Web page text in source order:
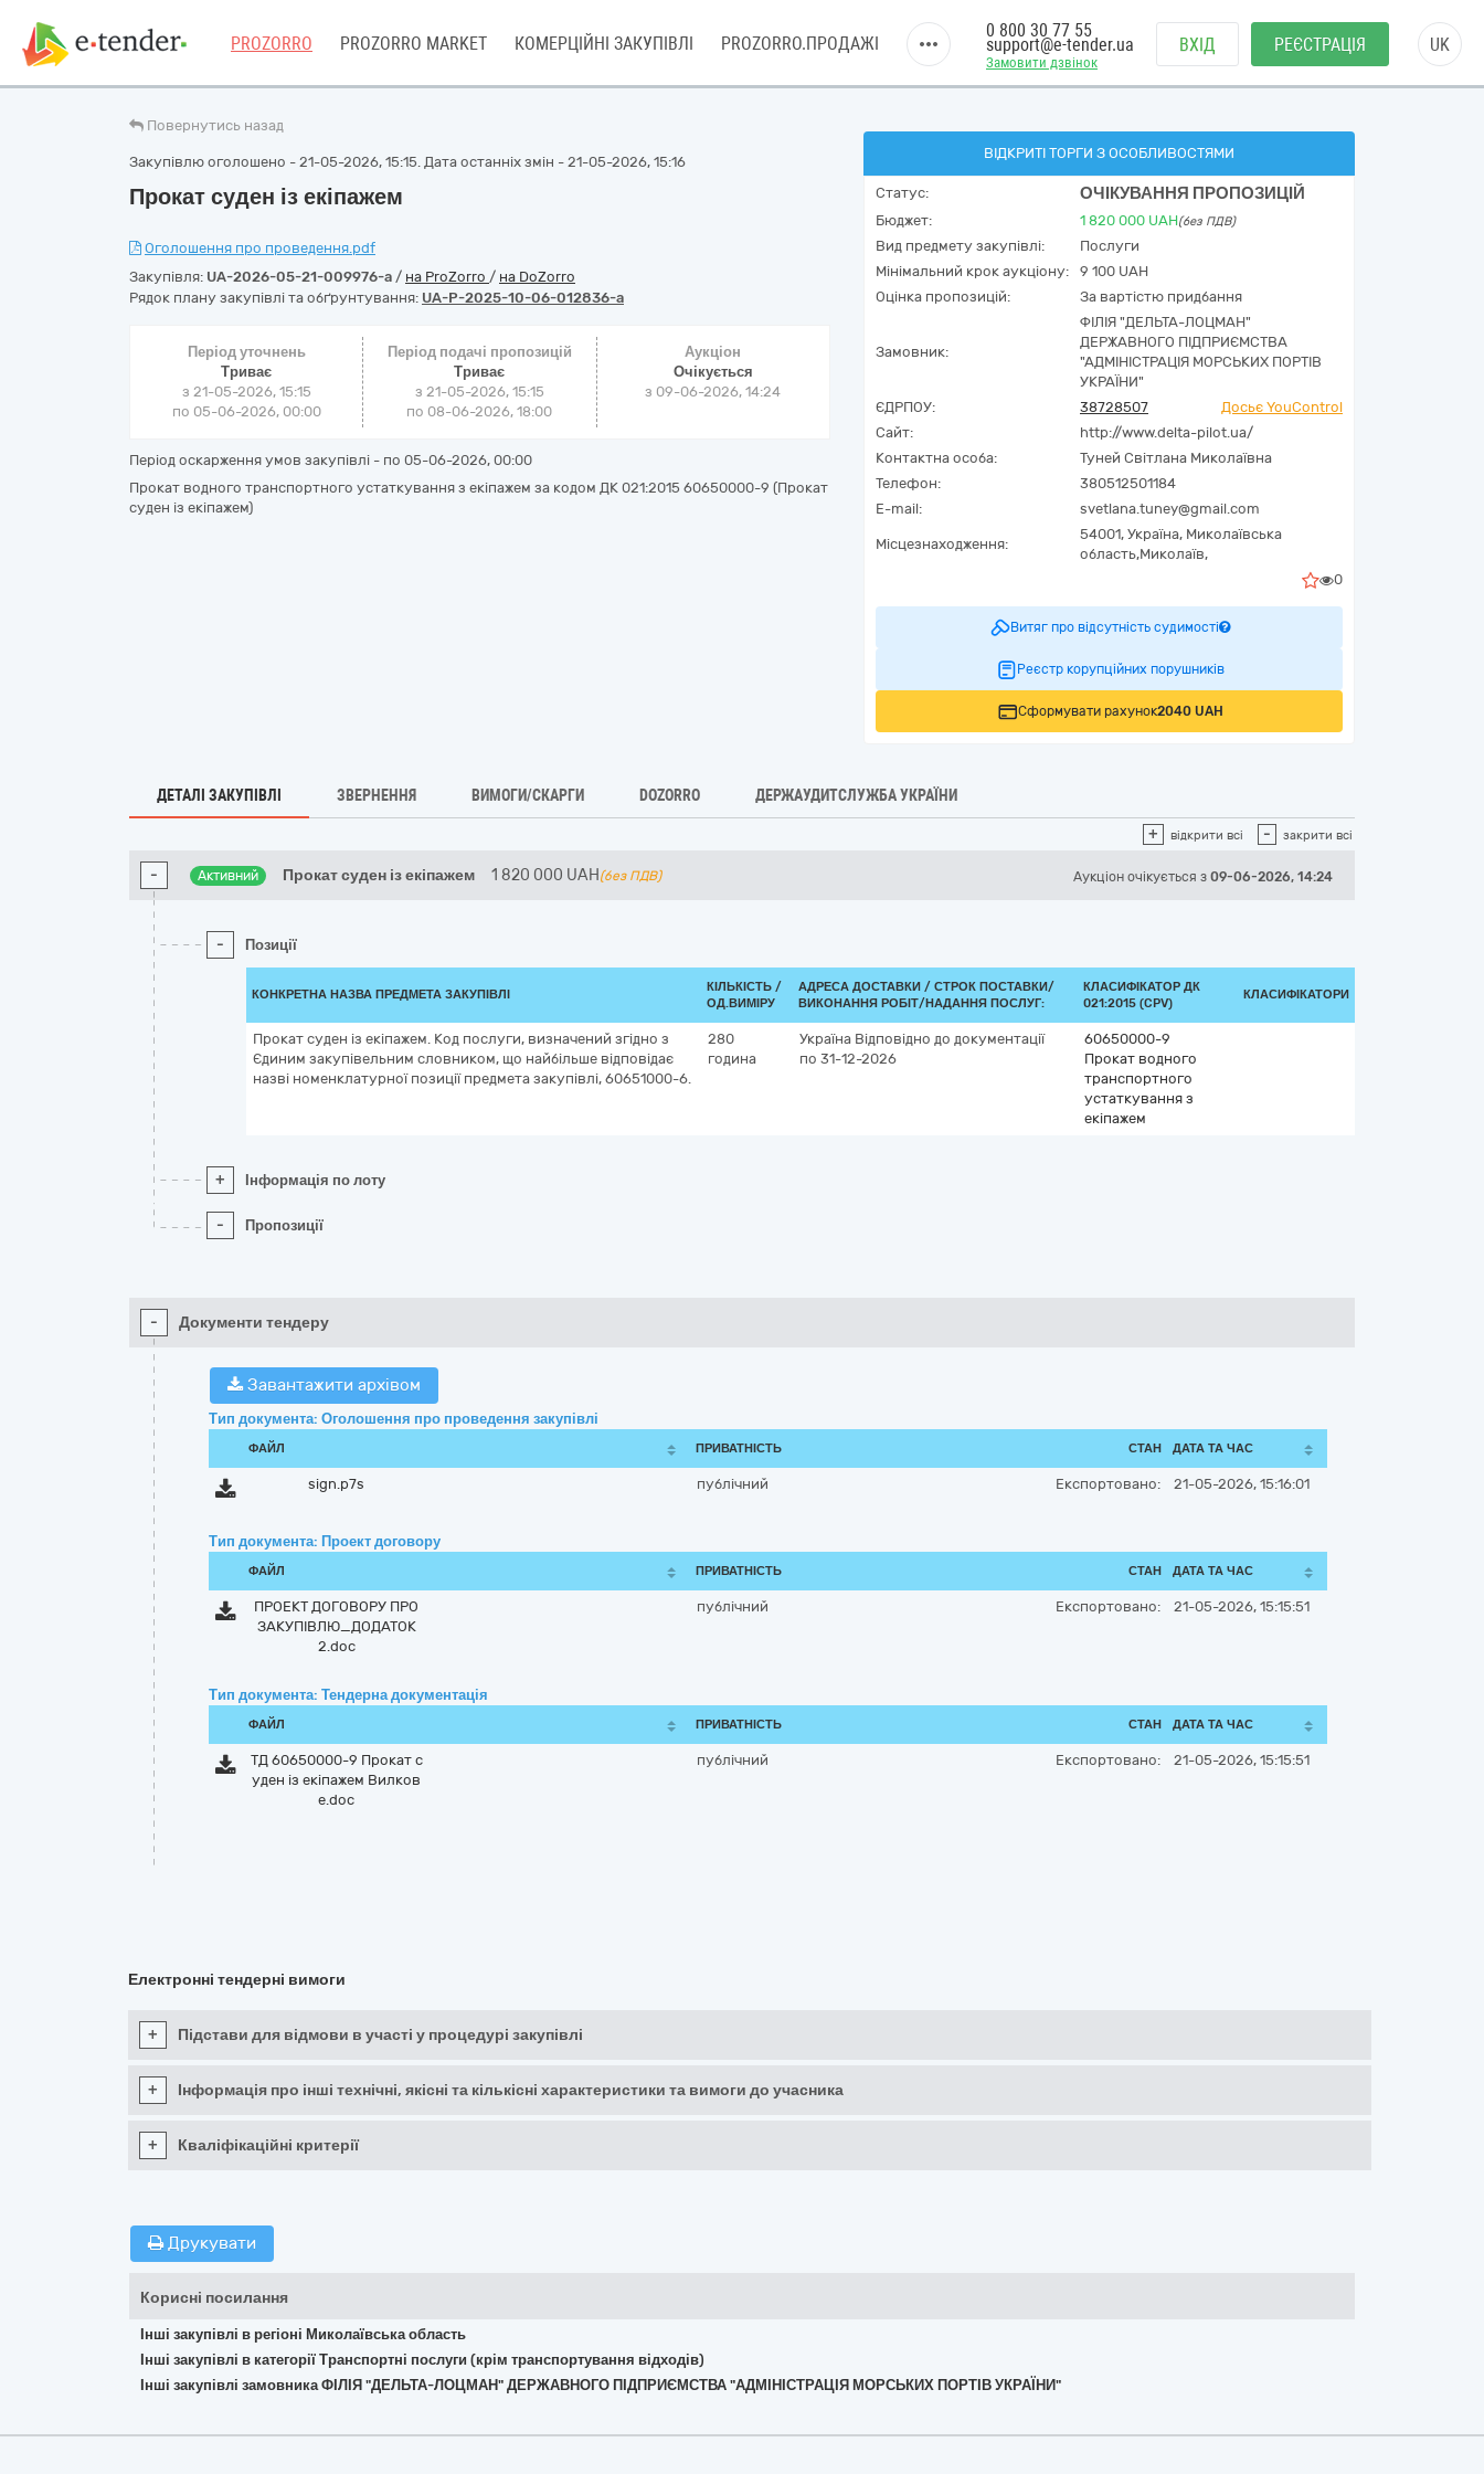
PROZORRO PROZORRO MARKET КОМЕРЦІЙНІ ЗАКУПІВЛІ PROZORRO.ПРОДАЖІ
Замовити дзвінок
0 800 30 77 55
support@e-tender.ua ВХІД РЕЄСТРАЦІЯ UK
Повернутись назад
Закупівлю оголошено - 21-05-2026, 15:15. Дата останніх змін - 21-05-2026, 15:16
Прокат суден із екіпажем
Оголошення про проведення.pdf
Закупівля: UA-2026-05-21-009976-a / на ProZorro / на DoZorro
Рядок плану закупівлі та обґрунтування: UA-P-2025-10-06-012836-a
Період уточнень
Триває
з 21-05-2026, 15:15
по 05-06-2026, 00:00
Період подачі пропозицій
Триває
з 21-05-2026, 15:15
по 08-06-2026, 18:00
Аукціон
Очікується
з 09-06-2026, 14:24
Період оскарження умов закупівлі - по 05-06-2026, 00:00
Прокат водного транспортного устаткування з екіпажем за кодом ДК 021:2015 60650000-9 (Прокат
суден із екіпажем)
ВІДКРИТІ ТОРГИ З ОСОБЛИВОСТЯМИ
Статус: ОЧІКУВАННЯ ПРОПОЗИЦІЙ
Бюджет: 1 820 000 UAH(без ПДВ)
Вид предмету закупівлі:
Послуги
Мінімальний крок аукціону:
9 100 UAH
Оцінка пропозицій:
За вартістю придбання
Замовник:
ФІЛІЯ "ДЕЛЬТА-ЛОЦМАН"
ДЕРЖАВНОГО ПІДПРИЄМСТВА
"АДМІНІСТРАЦІЯ МОРСЬКИХ ПОРТІВ
УКРАЇНИ"
ЄДРПОУ:
38728507
Досьє YouControl
Сайт:
http://www.delta-pilot.ua/
Контактна особа:
Туней Світлана Миколаївна
Телефон:
380512501184
E-mail:
svetlana.tuney@gmail.com
Місцезнаходження:
54001, Україна, Миколаївська
область,Миколаїв,
0
Витяг про відсутність судимості
Реєстр корупційних порушників
Сформувати рахунок2040 UAH
ДЕТАЛІ ЗАКУПІВЛІ ЗВЕРНЕННЯ ВИМОГИ/СКАРГИ DOZORRO ДЕРЖАУДИТСЛУЖБА УКРАЇНИ
+ відкрити всі - закрити всі
- Активний Прокат суден із екіпажем 1 820 000 UAH (без ПДВ) Аукціон очікується з 09-06-2026, 14:24
- Позиції
КОНКРЕТНА НАЗВА ПРЕДМЕТА ЗАКУПІВЛІ
КІЛЬКІСТЬ /
ОД.ВИМІРУ
АДРЕСА ДОСТАВКИ / СТРОК ПОСТАВКИ/
ВИКОНАННЯ РОБІТ/НАДАННЯ ПОСЛУГ:
КЛАСИФІКАТОР ДК
021:2015 (CPV)
КЛАСИФІКАТОРИ
Прокат суден із екіпажем. Код послуги, визначений згідно з
Єдиним закупівельним словником, що найбільше відповідає
назві номенклатурної позиції предмета закупівлі, 60651000-6.
280
година
Україна Відповідно до документації
по 31-12-2026
60650000-9
Прокат водного
транспортного
устаткування з
екіпажем
+ Інформація по лоту
- Пропозиції
- Документи тендеру
Завантажити архівом
Тип документа: Оголошення про проведення закупівлі
ФАЙЛ ПРИВАТНІСТЬ СТАН ДАТА ТА ЧАС
sign.p7s публічний Експортовано: 21-05-2026, 15:16:01
Тип документа: Проект договору
ФАЙЛ ПРИВАТНІСТЬ СТАН ДАТА ТА ЧАС
ПРОЕКТ ДОГОВОРУ ПРО
ЗАКУПІВЛЮ_ДОДАТОК
2.doc
публічний Експортовано: 21-05-2026, 15:15:51
Тип документа: Тендерна документація
ФАЙЛ ПРИВАТНІСТЬ СТАН ДАТА ТА ЧАС
ТД 60650000-9 Прокат с
уден із екіпажем Вилков
е.doc
публічний Експортовано: 21-05-2026, 15:15:51
Електронні тендерні вимоги
+ Підстави для відмови в участі у процедурі закупівлі
+ Інформація про інші технічні, якісні та кількісні характеристики та вимоги до учасника
+ Кваліфікаційні критерії
Друкувати
Корисні посилання
Інші закупівлі в регіоні Миколаївська область
Інші закупівлі в категорії Транспортні послуги (крім транспортування відходів)
Інші закупівлі замовника ФІЛІЯ "ДЕЛЬТА-ЛОЦМАН" ДЕРЖАВНОГО ПІДПРИЄМСТВА "АДМІНІСТРАЦІЯ МОРСЬКИХ ПОРТІВ УКРАЇНИ"